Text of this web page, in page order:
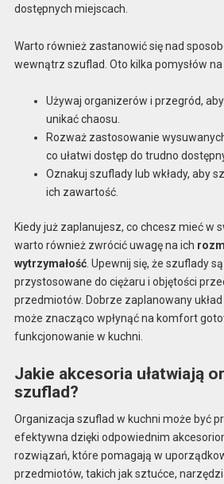
dostępnych miejscach.
Warto również zastanowić się nad
wewnątrz szuflad. Oto kilka pomysłów
Używaj organizerów i przegród,
unikać chaosu.
Rozważ zastosowanie
co ułatwi dostęp do trudno
Oznakuj szuflady lub wkłady, aby
ich zawartość.
Kiedy już zaplanujesz, co chcesz mieć w
warto również zwrócić uwagę na ich
wytrzymałość. Upewnij się, że szuflady
przystosowane do ciężaru i objętości
przedmiotów. Dobrze zaplanowany
może znacząco wpłynąć na komfort
funkcjonowanie w kuchni.
Jakie akcesoria ułatwiają
szuflad?
Organizacja szuflad w kuchni może być
efektywna dzięki odpowiednim
rozwiązań, które pomagają w
przedmiotów, takich jak sztućce,